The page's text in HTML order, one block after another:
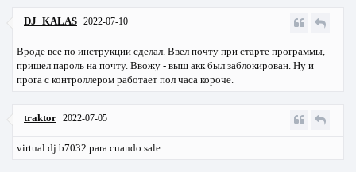
DJ_KALAS 2022-07-10
Вроде все по инструкции сделал. Ввел почту при старте программы,
пришел пароль на почту. Ввожу - выш акк был заблокирован. Ну и
прога с контроллером работает пол часа короче.
traktor 2022-07-05
virtual dj b7032 para cuando sale